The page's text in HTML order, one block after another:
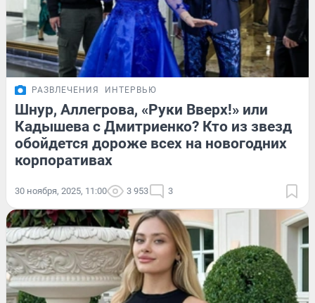
РАЗВЛЕЧЕНИЯ ИНТЕРВЬЮ
Шнур, Аллегрова, «Руки Вверх!» или
Кадышева с Дмитриенко? Кто из звезд
обойдется дороже всех на новогодних
корпоративах
30 ноября, 2025, 11:00 3 953 3